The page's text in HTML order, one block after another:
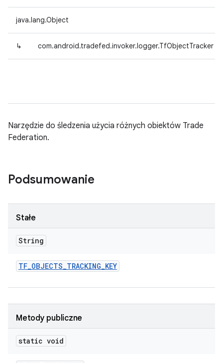
java.lang.Object
↳ com.android.tradefed.invoker.logger.TfObjectTracker
Narzędzie do śledzenia użycia różnych obiektów Trade
Federation.
Podsumowanie
Stałe
String
TF_OBJECTS_TRACKING_KEY
Metody publiczne
static void